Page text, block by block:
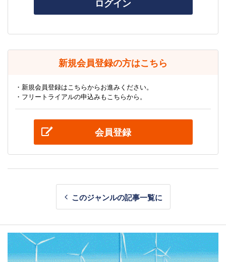
ログイン
新規会員登録の方はこちら
・新規会員登録はこちらからお進みください。
・フリートライアルの申込みもこちらから。
会員登録
このジャンルの記事一覧に